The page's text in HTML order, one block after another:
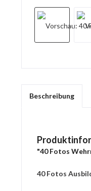
Beschreibung
"40 Fotos
40 Fotos